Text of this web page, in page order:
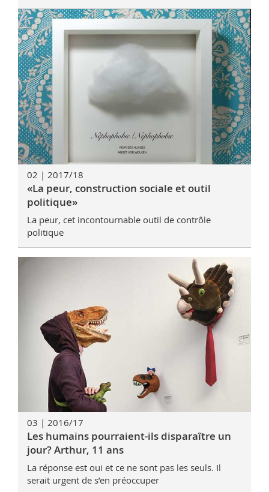
02 | 2017/18
«La peur, construction sociale et outil
politique»
La peur, cet incontournable outil de contrôle
politique
03 | 2016/17
Les humains pourraient-ils disparaître un
jour? Arthur, 11 ans
La réponse est oui et ce ne sont pas les seuls. Il
serait urgent de s’en préoccuper